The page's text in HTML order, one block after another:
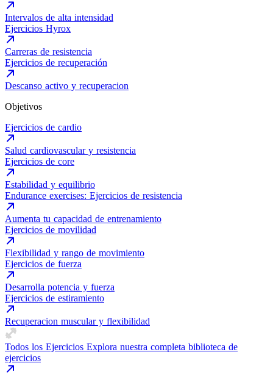
Intervalos de alta intensidad
Ejercicios Hyrox
Carreras de resistencia
Ejercicios de recuperación
Descanso activo y recuperacion
Objetivos
Ejercicios de cardio
Salud cardiovascular y resistencia
Ejercicios de core
Estabilidad y equilibrio
Endurance exercises: Ejercicios de resistencia
Aumenta tu capacidad de entrenamiento
Ejercicios de movilidad
Flexibilidad y rango de movimiento
Ejercicios de fuerza
Desarrolla potencia y fuerza
Ejercicios de estiramiento
Recuperacion muscular y flexibilidad
Todos los Ejercicios Explora nuestra completa biblioteca de
ejercicios